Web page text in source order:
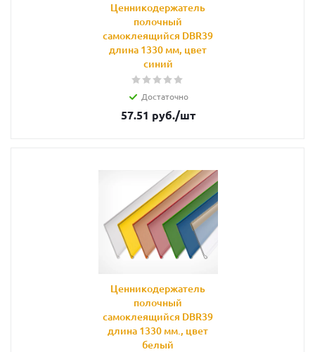
Ценникодержатель
полочный
самоклеящийся DBR39
длина 1330 мм, цвет
синий
Достаточно
57.51 руб./шт
Ценникодержатель
полочный
самоклеящийся DBR39
длина 1330 мм., цвет
белый